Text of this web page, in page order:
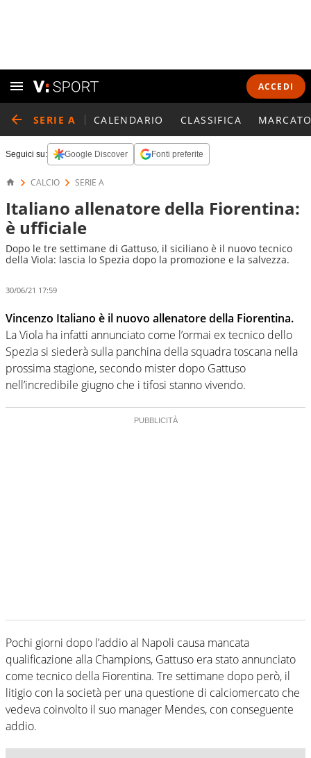
ACCEDI
SERIE A CALENDARIO CLASSIFICA
Seguici su: Google Discover Fonti preferite
CALCIO SERIE A
Italiano allenatore della Fiorentina:
è ufficiale
Dopo le tre settimane di Gattuso, il siciliano è il nuovo tecnico
della Viola: lascia lo Spezia dopo la promozione e la salvezza.
30/06/21 17:59
Vincenzo Italiano è il nuovo allenatore della Fiorentina.
La Viola ha infatti annunciato come l’ormai ex tecnico dello
Spezia si siederà sulla panchina della squadra toscana nella
prossima stagione, secondo mister dopo Gattuso
nell’incredibile giugno che i tifosi stanno vivendo.
Pochi giorni dopo l’addio al Napoli causa mancata
qualificazione alla Champions, Gattuso era stato annunciato
come tecnico della Fiorentina. Tre settimane dopo però, il
litigio con la società per una questione di calciomercato che
vedeva coinvolto il suo manager Mendes, con conseguente
addio.